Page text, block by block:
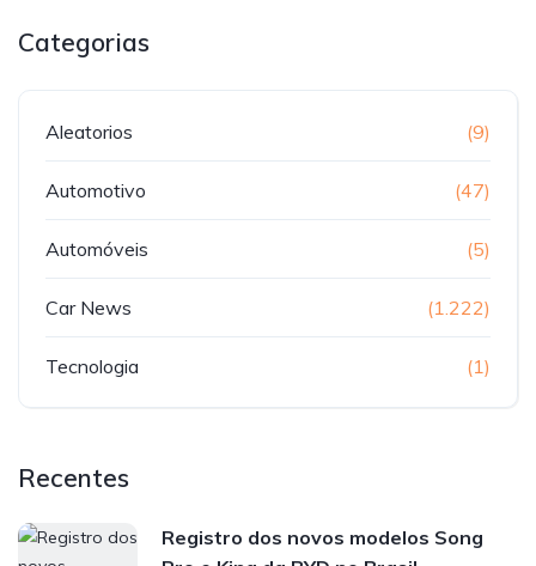
Categorias
Aleatorios (9)
Automotivo (47)
Automóveis (5)
Car News (1.222)
Tecnologia (1)
Recentes
Registro dos novos modelos Song